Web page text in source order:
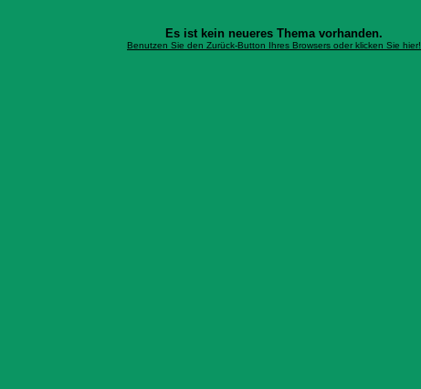
Es ist kein neueres Thema vorhanden.
Benutzen Sie den Zurück-Button Ihres Browsers oder klicken Sie hier!